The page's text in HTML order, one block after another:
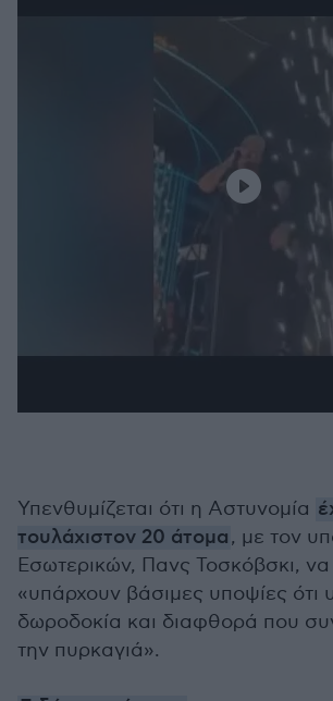
Υπενθυμίζεται ότι η Αστυνομία
τουλάχιστον 20 άτομα, με τον
Εσωτερικών, Πανς Τοσκόβσκι, να
«υπάρχουν βάσιμες υποψίες ότι
δωροδοκία και διαφθορά που
την πυρκαγιά».